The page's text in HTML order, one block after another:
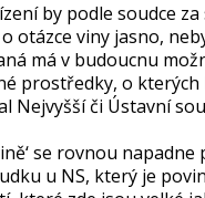
by podle soudce za
otázce viny jasno,
má v budoucnu
prostředky, o kterých
Nejvyšší či Ústavní
se rovnou napadne
u NS, který je